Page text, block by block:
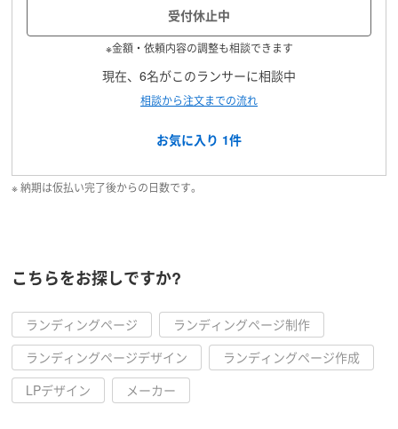
こちらをお探しですか?
ランディングページ
ランディングページ制作
ランディングページデザイン
ランディングページ作成
LPデザイン
メーカー
受付休止中
※金額・依頼内容の調整も相談できます
現在、6名がこのランサーに相談中
相談から注文までの流れ
お気に入り 1件
※ 納期は仮払い完了後からの日数です。